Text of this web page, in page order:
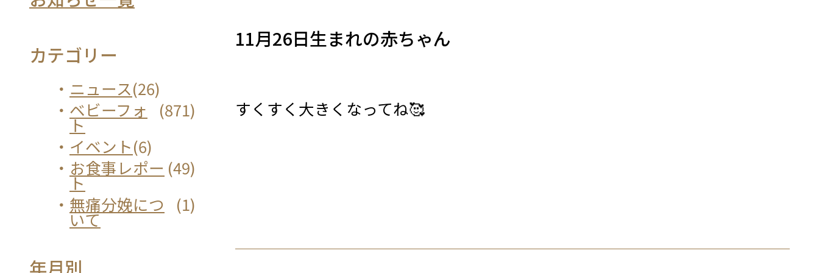
カテゴリー
ニュース(26)
ベビーフォ
ト
(871)
イベント(6)
お食事レポー
ト
(49)
無痛分娩につ
いて
(1)
年月別
11月26日生まれの赤ちゃん
すくすく大きくなってね🥰